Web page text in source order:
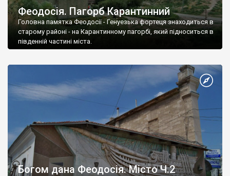
Феодосія. Пагорб Карантинний
Головна памятка Феодосії - Генуезька фортеця знаходиться в
старому районі - на Карантинному пагорбі, який підноситься в
південній частині міста.
Богом дана Феодосія. Місто Ч.2